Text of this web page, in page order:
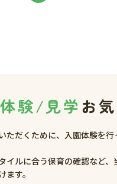
験/見学 お
ただくために、入園体験を行
イルに合う保育の確認など、
す。